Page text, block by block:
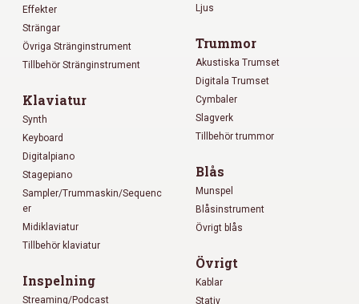
Effekter
Strängar
Övriga Stränginstrument
Tillbehör Stränginstrument
Klaviatur
Synth
Keyboard
Digitalpiano
Stagepiano
Sampler/Trummaskin/Sequenc
er
Midiklaviatur
Tillbehör klaviatur
Inspelning
Streaming/Podcast
Ljus
Trummor
Akustiska Trumset
Digitala Trumset
Cymbaler
Slagverk
Tillbehör trummor
Blås
Munspel
Blåsinstrument
Övrigt blås
Övrigt
Kablar
Stativ